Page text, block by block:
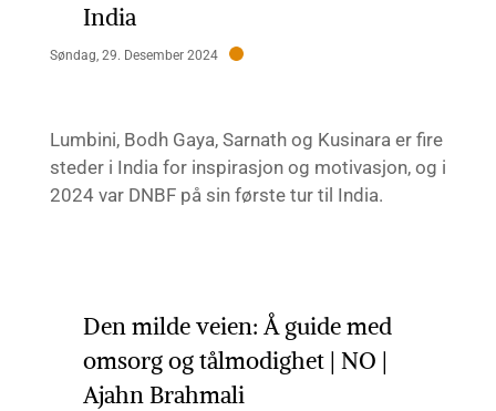
India
Søndag, 29. Desember 2024
Lumbini, Bodh Gaya, Sarnath og Kusinara er fire
steder i India for inspirasjon og motivasjon, og i
2024 var DNBF på sin første tur til India.
Den milde veien: Å guide med
omsorg og tålmodighet | NO |
Ajahn Brahmali